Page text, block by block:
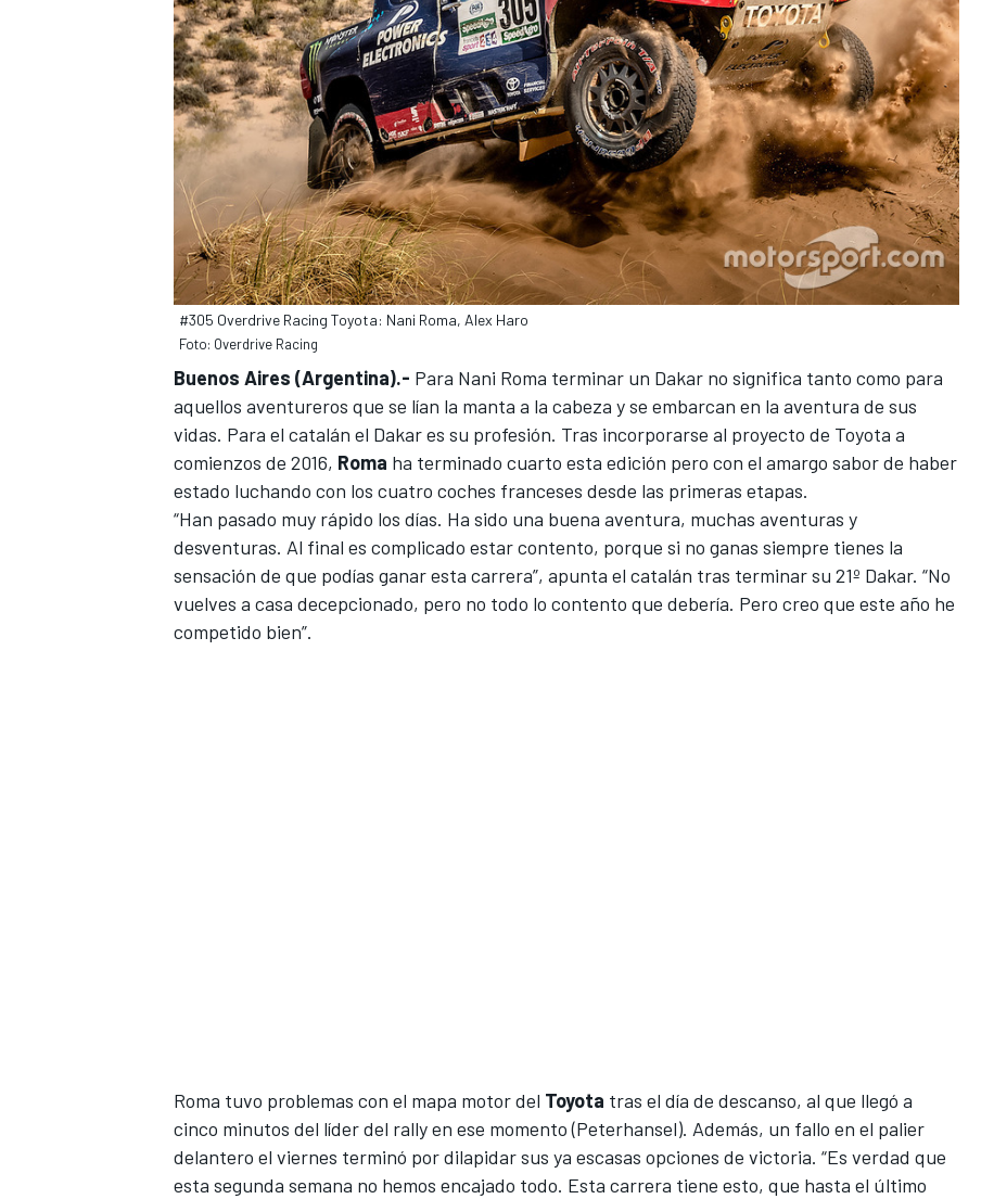
NASCAR CUP
FÓRMULA E
#305 Overdrive Racing Toyota: Nani Roma, Alex Haro
Foto: Overdrive Racing
Buenos Aires (Argentina).- Para Nani Roma terminar un Dakar no significa tanto como para
aquellos aventureros que se lían la manta a la cabeza y se embarcan en la aventura de sus
vidas. Para el catalán el Dakar es su profesión. Tras incorporarse al proyecto de Toyota a
comienzos de 2016, Roma ha terminado cuarto esta edición pero con el amargo sabor de haber
estado luchando con los cuatro coches franceses desde las primeras etapas.
“Han pasado muy rápido los días. Ha sido una buena aventura, muchas aventuras y
desventuras. Al final es complicado estar contento, porque si no ganas siempre tienes la
sensación de que podías ganar esta carrera”, apunta el catalán tras terminar su 21º Dakar. “No
vuelves a casa decepcionado, pero no todo lo contento que debería. Pero creo que este año he
competido bien”.
Roma tuvo problemas con el mapa motor del Toyota tras el día de descanso, al que llegó a
cinco minutos del líder del rally en ese momento (Peterhansel). Además, un fallo en el palier
delantero el viernes terminó por dilapidar sus ya escasas opciones de victoria. “Es verdad que
esta segunda semana no hemos encajado todo. Esta carrera tiene esto, que hasta el último